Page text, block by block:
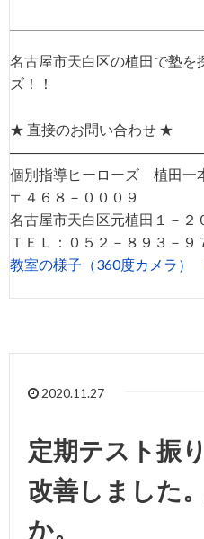
名古屋市天白区の植田で塾を
ズ！！
★ 直接のお問い合わせ ★
個別指導ヒーローズ 植田一
〒４６８－０００９
名古屋市天白区元植田１－
ＴＥＬ：０５２－８９３－９
教室の様子（360度カメラ）
2020.11.27
定期テスト振
改善しました
か。